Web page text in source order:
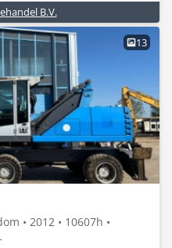
B.V.
13
• 2012 • 10607h •